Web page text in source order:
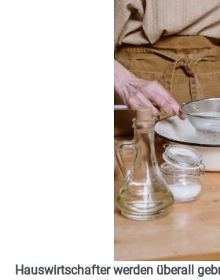
Hauswirtschafter werden überall